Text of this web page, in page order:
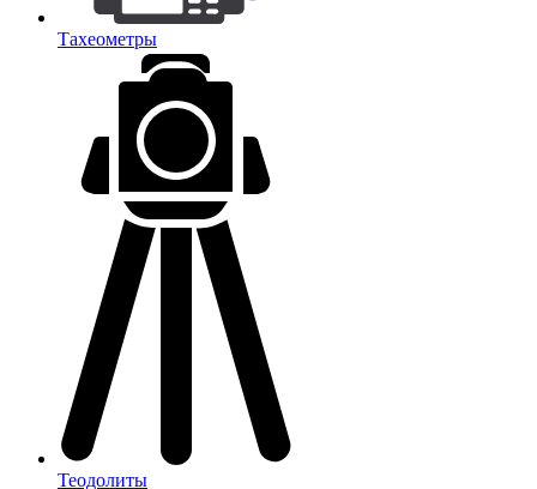
Тахеометры
Теодолиты